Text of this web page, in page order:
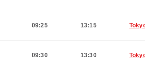
09:25 13:15
09:30 13:30